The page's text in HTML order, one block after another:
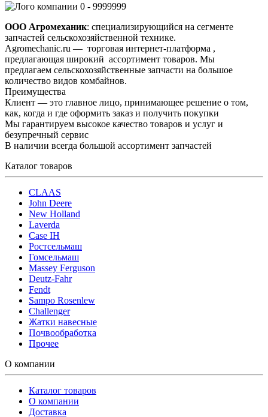
0 - 9999999
ООО Агромеханик: специализирующийся на сегменте
запчастей сельскохозяйственной технике.
Agromechanic.ru — торговая интернет-платформа ,
предлагающая широкий ассортимент товаров. Мы
предлагаем сельскохозяйственные запчасти на большое
количество видов комбайнов.
Преимущества
Клиент — это главное лицо, принимающее решение о том,
как, когда и где оформить заказ и получить покупки
Мы гарантируем высокое качество товаров и услуг и
безупречный сервис
В наличии всегда большой ассортимент запчастей
Каталог товаров
CLAAS
John Deere
New Holland
Laverda
Case IH
Ростсельмаш
Гомсельмаш
Massey Ferguson
Deutz-Fahr
Fendt
Sampo Rosenlew
Challenger
Жатки навесные
Почвообработка
Прочее
О компании
Каталог товаров
О компании
Доставка